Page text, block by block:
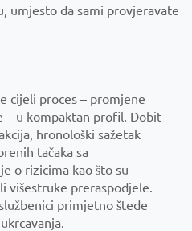
umjesto da sami provjeravate
cijeli proces – promjene
– u kompaktan profil. Dobit
hronološki sažetak
tačaka sa
o rizicima kao što su
višestruke preraspodjele.
primjetno štede